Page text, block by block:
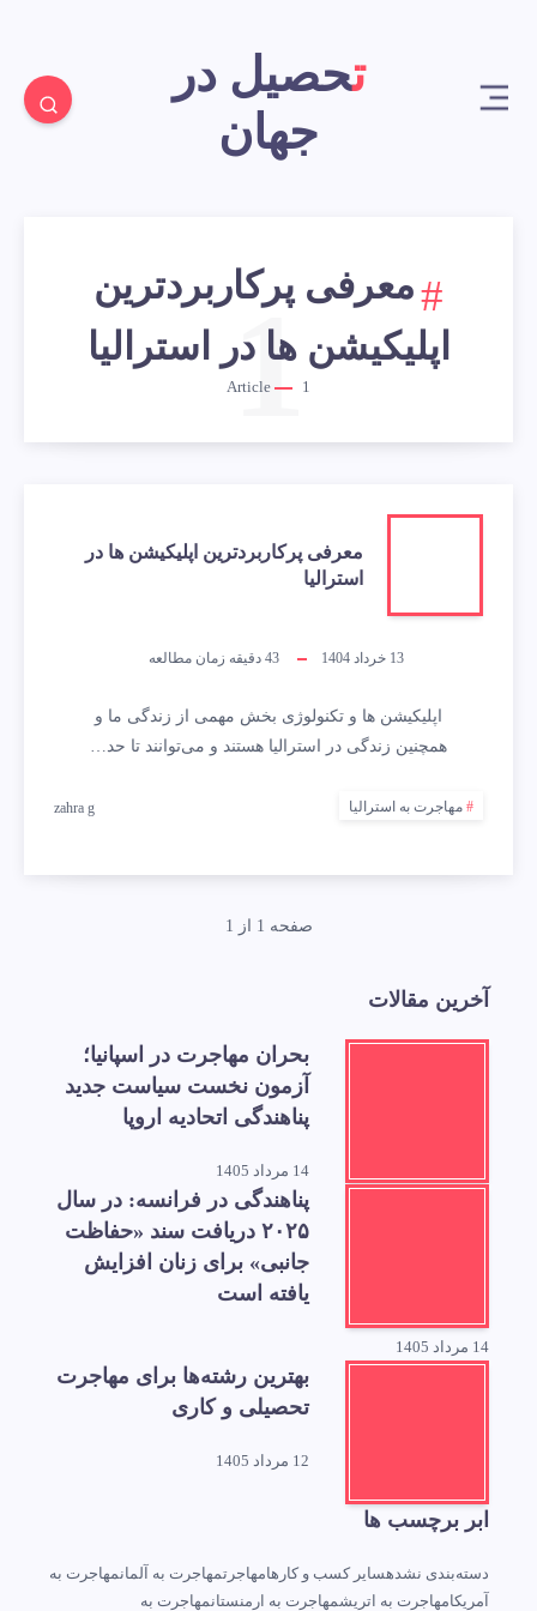
تحصیل در
جهان
معرفی پرکاربردترین
اپلیکیشن ها در استرالیا
1
1
معرفی پرکاربردترین اپلیکیشن ها در
استرالیا
13 خرداد 1404 43 دقیقه زمان مطالعه
اپلیکیشن ها و تکنولوژی بخش مهمی از زندگی ما و
همچنین زندگی در استرالیا هستند و می‌توانند تا حد…
مهاجرت به استرالیا zahra g
صفحه 1 از 1
آخرین مقالات
بحران مهاجرت در اسپانیا؛
آزمون نخست سیاست جدید
پناهندگی اتحادیه اروپا
14 مرداد 1405
پناهندگی در فرانسه: در سال
۲۰۲۵ دریافت سند «حفاظت
جانبی» برای زنان افزایش
یافته است
14 مرداد 1405
بهترین رشته‌ها برای مهاجرت
تحصیلی و کاری
12 مرداد 1405
ابر برچسب ها
دسته‌بندی نشدهسایر کسب و کارهامهاجرتمهاجرت به آلمانمهاجرت به
آمریکامهاجرت به اتریشمهاجرت به ارمنستانمهاجرت به